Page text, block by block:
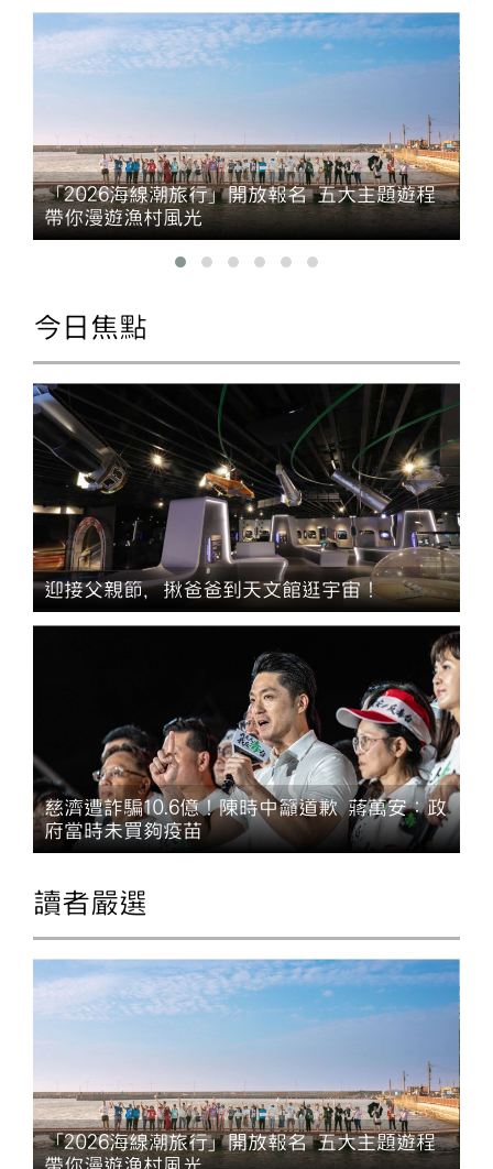
「2026海線潮旅行」開放報名 五大主題遊程
帶你漫遊漁村風光
今日焦點
迎接父親節，揪爸爸到天文館逛宇宙！
慈濟遭詐騙10.6億！陳時中籲道歉 蔣萬安：政
府當時未買夠疫苗
讀者嚴選
「2026海線潮旅行」開放報名 五大主題遊程
帶你漫遊漁村風光